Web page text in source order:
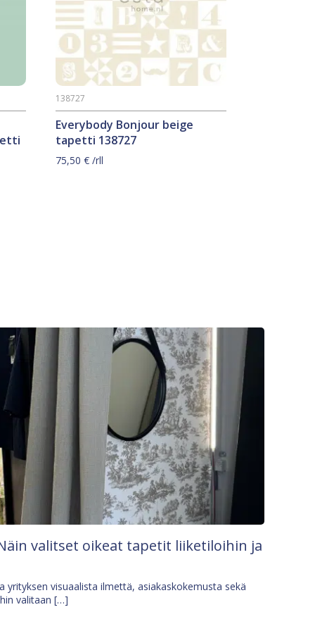
Everybody Bonjour beige
tapetti 138727
138727
75,50€ /rll
valitset oikeat tapetit liiketiloihin ja
visuaalista ilmettä, asiakaskokemusta sekä
valitaan […]